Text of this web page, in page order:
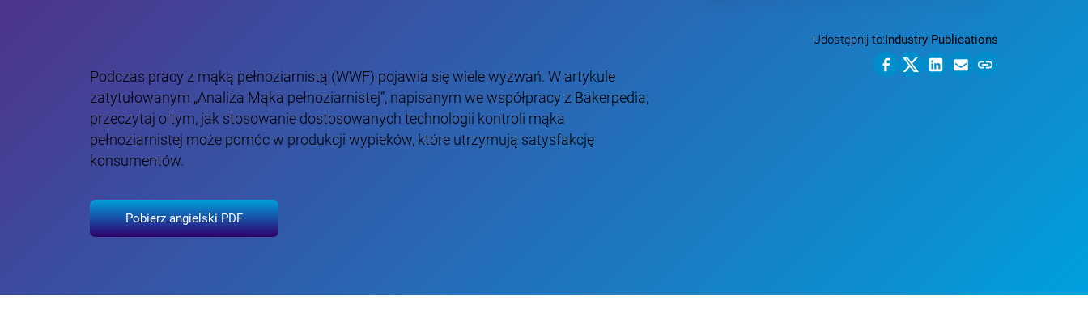
Podczas pracy z mąką pełnoziarnistą (WWF) pojawia się wiele wyzwań. W artykule
zatytułowanym „Analiza Mąka pełnoziarnistej”, napisanym we współpracy z Bakerpedia,
przeczytaj o tym, jak stosowanie dostosowanych technologii kontroli mąka
pełnoziarnistej może pomóc w produkcji wypieków, które utrzymują satysfakcję
konsumentów.
Pobierz angielski PDF
Udostępnij to:Industry Publications